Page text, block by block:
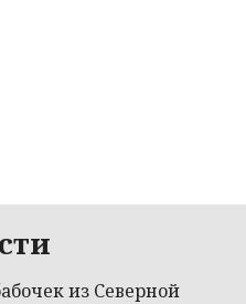
из Северной